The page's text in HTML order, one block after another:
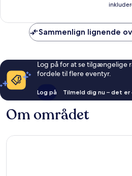
Sammenlign lignende
Log på for at se tilgængelige
fordele til flere eventyr.
Log på Tilmeld dig nu – det er
Om området